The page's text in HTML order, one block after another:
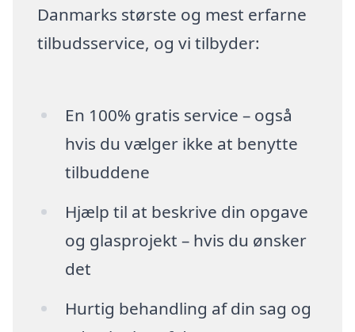
Danmarks største og mest erfarne
tilbudsservice, og vi tilbyder:
En 100% gratis service – også
hvis du vælger ikke at benytte
tilbuddene
Hjælp til at beskrive din opgave
og glasprojekt – hvis du ønsker
det
Hurtig behandling af din sag og